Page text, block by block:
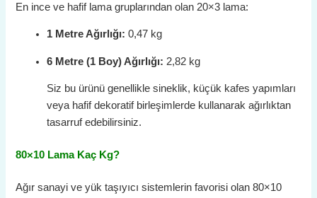
En ince ve hafif lama gruplarından olan 20×3 lama:
1 Metre Ağırlığı: 0,47 kg
6 Metre (1 Boy) Ağırlığı: 2,82 kg
Siz bu ürünü genellikle sineklik, küçük kafes yapımları
veya hafif dekoratif birleşimlerde kullanarak ağırlıktan
tasarruf edebilirsiniz.
80×10 Lama Kaç Kg?
Ağır sanayi ve yük taşıyıcı sistemlerin favorisi olan 80×10